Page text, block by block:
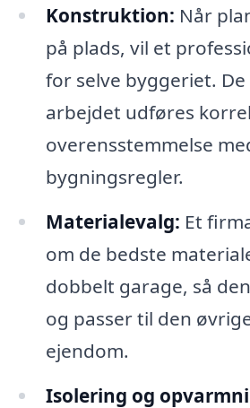
Konstruktion: Når
på plads, vil et
for selve byggeriet. De
arbejdet udføres
overensstemmelse
bygningsregler.
Materialevalg: Et
om de bedste
dobbelt garage, så
og passer til den
ejendom.
Isolering og